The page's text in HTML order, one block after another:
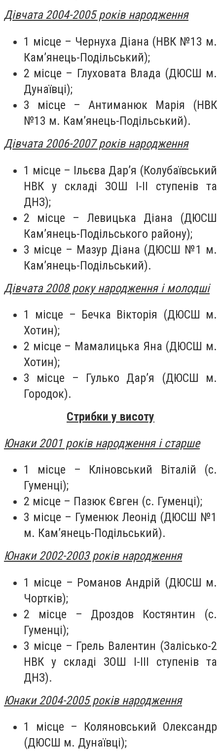
Дівчата 2004-2005 років народження
1 місце – Чернуха Діана (НВК №13 м.
Кам’янець-Подільський);
2 місце – Глуховата Влада (ДЮСШ м.
Дунаївці);
3 місце – Антиманюк Марія (НВК
№13 м. Кам’янець-Подільський).
Дівчата 2006-2007 років народження
1 місце – Ільєва Дар’я (Колубаївський
НВК у складі ЗОШ І-ІІ ступенів та
ДНЗ);
2 місце – Левицька Діана (ДЮСШ
Кам’янець-Подільського району);
3 місце – Мазур Діана (ДЮСШ №1 м.
Кам’янець-Подільський).
Дівчата 2008 року народження і молодші
1 місце – Бечка Вікторія (ДЮСШ м.
Хотин);
2 місце – Мамалицька Яна (ДЮСШ м.
Хотин);
3 місце – Гулько Дар’я (ДЮСШ м.
Городок).
Стрибки у висоту
Юнаки 2001 років народження і старше
1 місце – Кліновський Віталій (с.
Гуменці);
2 місце – Пазюк Євген (с. Гуменці);
3 місце – Гуменюк Леонід (ДЮСШ №1
м. Кам’янець-Подільський).
Юнаки 2002-2003 років народження
1 місце – Романов Андрій (ДЮСШ м.
Чортків);
2 місце – Дроздов Костянтин (с.
Гуменці);
3 місце – Грель Валентин (Залісько-2
НВК у складі ЗОШ І-ІІІ ступенів та
ДНЗ).
Юнаки 2004-2005 років народження
1 місце – Коляновський Олександр
(ДЮСШ м. Дунаївці);